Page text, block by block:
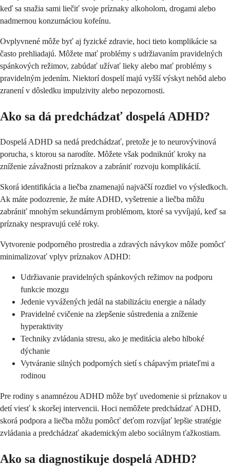
keď sa snažia sami liečiť svoje príznaky alkoholom, drogami alebo
nadmernou konzumáciou kofeínu.
Ovplyvnené môže byť aj fyzické zdravie, hoci tieto komplikácie sa
často prehliadajú. Môžete mať problémy s udržiavaním pravidelných
spánkových režimov, zabúdať užívať lieky alebo mať problémy s
pravidelným jedením. Niektorí dospelí majú vyšší výskyt nehôd alebo
zranení v dôsledku impulzivity alebo nepozornosti.
Ako sa dá predchádzať dospelá ADHD?
Dospelá ADHD sa nedá predchádzať, pretože je to neurovývinová
porucha, s ktorou sa narodíte. Môžete však podniknúť kroky na
zníženie závažnosti príznakov a zabrániť rozvoju komplikácií.
Skorá identifikácia a liečba znamenajú najväčší rozdiel vo výsledkoch.
Ak máte podozrenie, že máte ADHD, vyšetrenie a liečba môžu
zabrániť mnohým sekundárnym problémom, ktoré sa vyvíjajú, keď sa
príznaky nespravujú celé roky.
Vytvorenie podporného prostredia a zdravých návykov môže pomôcť
minimalizovať vplyv príznakov ADHD:
Udržiavanie pravidelných spánkových režimov na podporu
funkcie mozgu
Jedenie vyvážených jedál na stabilizáciu energie a nálady
Pravidelné cvičenie na zlepšenie sústredenia a zníženie
hyperaktivity
Techniky zvládania stresu, ako je meditácia alebo hlboké
dýchanie
Vytváranie silných podporných sietí s chápavým priateľmi a
rodinou
Pre rodiny s anamnézou ADHD môže byť uvedomenie si príznakov u
detí viesť k skoršej intervencii. Hoci nemôžete predchádzať ADHD,
skorá podpora a liečba môžu pomôcť deťom rozvíjať lepšie stratégie
zvládania a predchádzať akademickým alebo sociálnym ťažkostiam.
Ako sa diagnostikuje dospelá ADHD?